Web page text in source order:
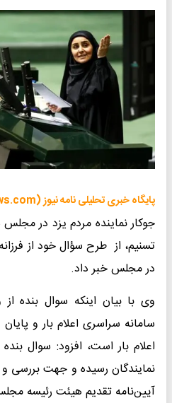
پایگاه خبری تحلیلی نامه نیوز (namehnews.com) :
جوکار نماینده مردم یزد در
تسنیم، از طرح سؤال خود از
در مجلس خبر داد.
وی با بیان اینکه سوال بنده
سامانه سراسری اعلام بار و
نمایندگان رسیده و جهت بررسی
آیین‌نامه تقدیم هیئت رئیسه